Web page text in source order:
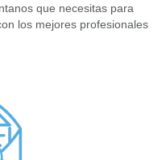
que necesitas para
los mejores profesionales